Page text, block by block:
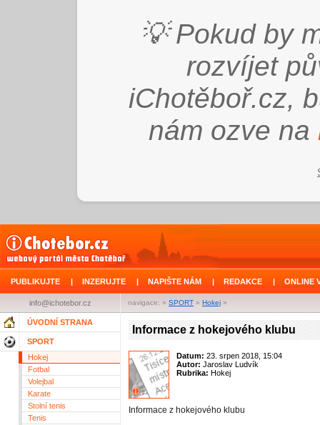
💡 Pokud by
rozvíjet
iChotěboř.cz,
nám ozve na
PUBLIKUJTE | INZERUJTE | NAPIŠTE NÁM | REDAKCE | ONLINE
navigace: » SPORT » Hokej »
info@ichotebor.cz
ÚVODNÍ STRANA
SPORT
Hokej
Fotbal
Volejbal
Karate
Stolní tenis
Tenis
Informace z hokejového klubu
Datum: 23. srpen 2018, 15:04
Autor: Jaroslav Ludvík
Rubrika: Hokej
Informace z hokejového klubu